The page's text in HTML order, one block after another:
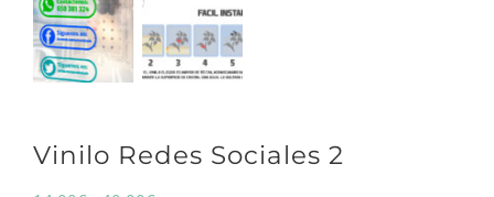
Vinilo Redes Sociales 2